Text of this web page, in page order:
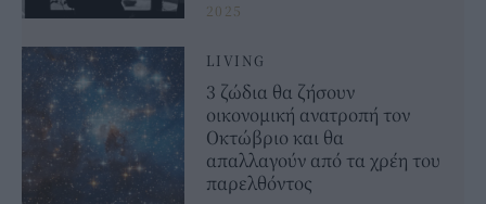
2025
LIVING
3 ζώδια θα ζήσουν
οικονομική ανατροπή τον
Οκτώβριο και θα
απαλλαγούν από τα χρέη του
παρελθόντος